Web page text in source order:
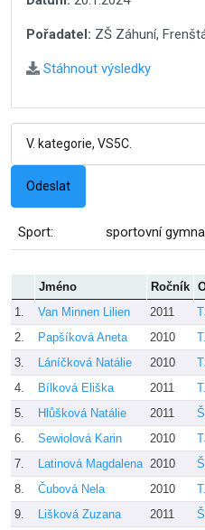
Pořadatel: ZŠ Záhuní,
Stáhnout výsledky
Sport: sportovní
Jméno Ročník
1.
Van Minnen Lilien 2011
2.
Papšíková Aneta 2010
3.
Láníčková Natálie 2010
4.
Bílková Eliška 2011
5.
Hlůšková Natálie 2011
6.
Sewiolová Karin 2010
7.
Latinová Magdalena 2010
8.
Čubová Nela 2010
9.
Lišková Zuzana 2011